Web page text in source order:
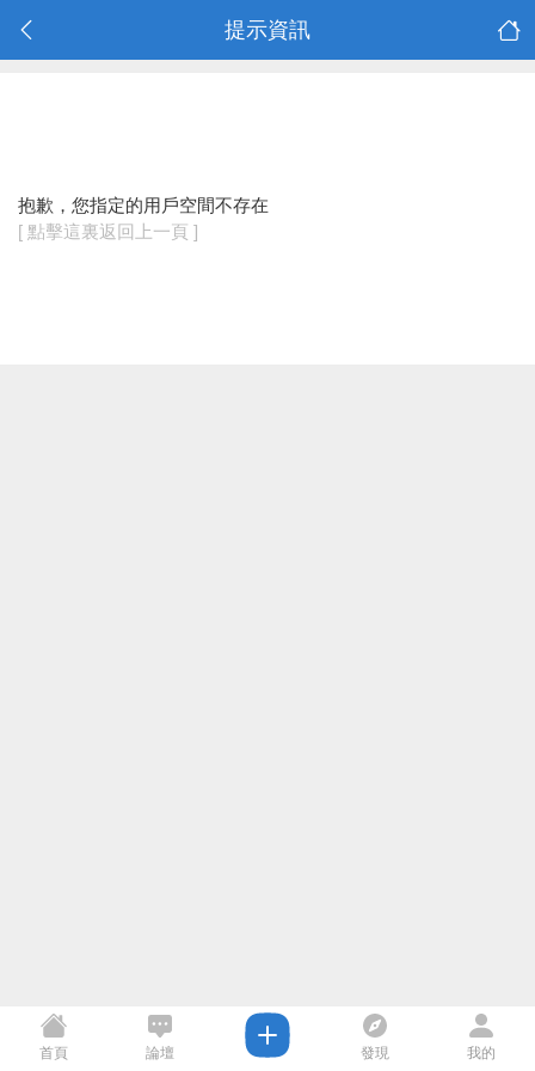
提示資訊
抱歉，您指定的用戶空間不存在
[ 點擊這裏返回上一頁 ]
首頁 論壇 發現 我的